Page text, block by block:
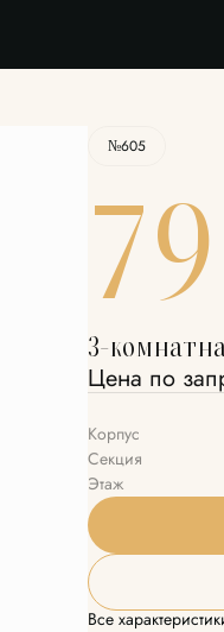
№605
3-
Цена по
Корпус
Секция
Этаж
Все